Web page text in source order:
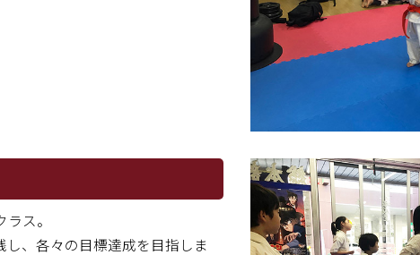
ス。
、各々の目標達成を目指しま